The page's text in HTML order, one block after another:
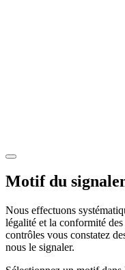
Motif du
Nous effectuons
légalité et la conformité
contrôles vous constatez
nous le signaler.